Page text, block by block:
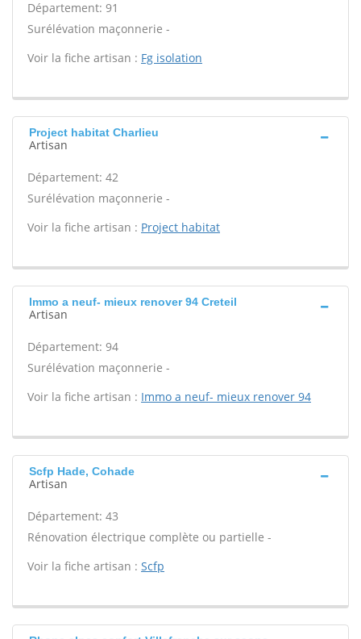
Département: 91
Surélévation maçonnerie -
Voir la fiche artisan : Fg isolation
Project habitat Charlieu
Artisan
Département: 42
Surélévation maçonnerie -
Voir la fiche artisan : Project habitat
Immo a neuf- mieux renover 94 Creteil
Artisan
Département: 94
Surélévation maçonnerie -
Voir la fiche artisan : Immo a neuf- mieux renover 94
Scfp Hade, Cohade
Artisan
Département: 43
Rénovation électrique complète ou partielle -
Voir la fiche artisan : Scfp